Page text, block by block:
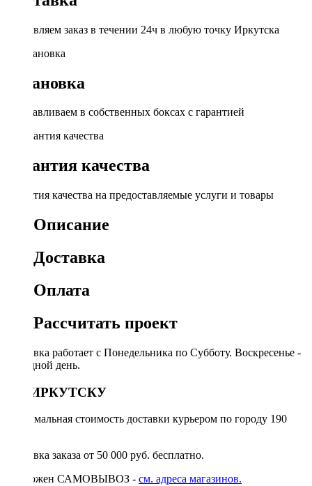
Доставляем заказ в течении 24ч в любую точку Иркутска
Установка
Устанавливаем в собственных боксах с гарантией
Гарантия качества
Гарантия качества на предоставляемые услуги и товары
Описание
Доставка
Оплата
Рассчитать проект
Доставка работает с Понедельника по Субботу. Воскресенье -
выходной день.
ПО ИРКУТСКУ
Минимальная стоимость доставки курьером по городу 190
Доставка заказа от 50 000 руб. бесплатно.
Возможен САМОВЫВОЗ - см. адреса магазинов.